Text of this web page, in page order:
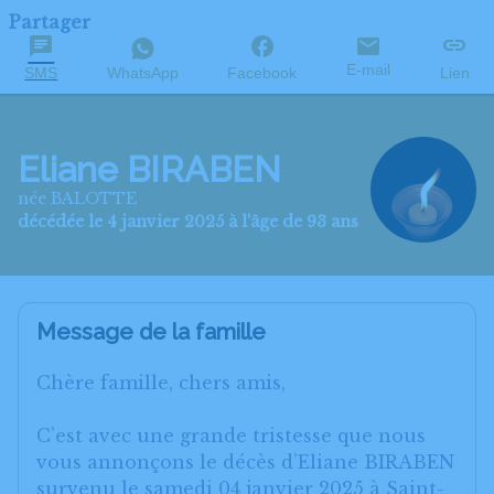
Partager
SMS WhatsApp Facebook E-mail Lien
Eliane BIRABEN
née BALOTTE
décédée le 4 janvier 2025 à l'âge de 93 ans
Message de la famille
Chère famille, chers amis,
C’est avec une grande tristesse que nous
vous annonçons le décès d’Eliane BIRABEN
survenu le samedi 04 janvier 2025 à Saint-